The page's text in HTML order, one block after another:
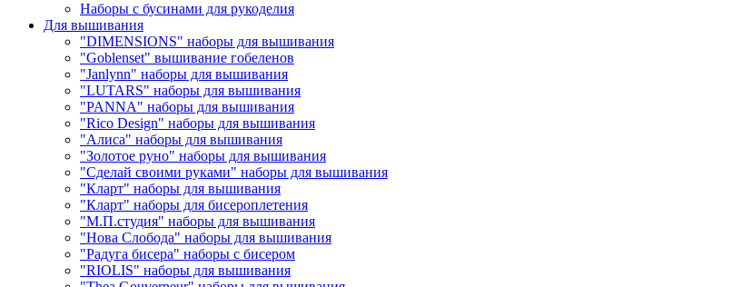
Наборы с бусинами для рукоделия
Для вышивания
"DIMENSIONS" наборы для вышивания
"Goblenset" вышивание гобеленов
"Janlynn" наборы для вышивания
"LUTARS" наборы для вышивания
"PANNA" наборы для вышивания
"Rico Design" наборы для вышивания
"Алиса" наборы для вышивания
"Золотое руно" наборы для вышивания
"Сделай своими руками" наборы для вышивания
"Кларт" наборы для вышивания
"Кларт" наборы для бисероплетения
"М.П.студия" наборы для вышивания
"Нова Слобода" наборы для вышивания
"Радуга бисера" наборы с бисером
"RIOLIS" наборы для вышивания